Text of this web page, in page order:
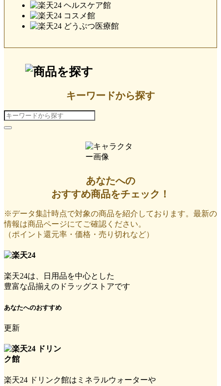
キーワードから探す
あなたへの
おすすめ商品をチェック！
※データ集計時点で対象の商品を紹介しております。最新の
情報は商品ページにてご確認ください。
（ポイント還元率・価格・売り切れなど）
楽天24は、日用品を中心とした
豊富な品揃えのドラッグストアです
あなたへのおすすめ
更新
楽天24 ドリンク館はミネラルウォーターや